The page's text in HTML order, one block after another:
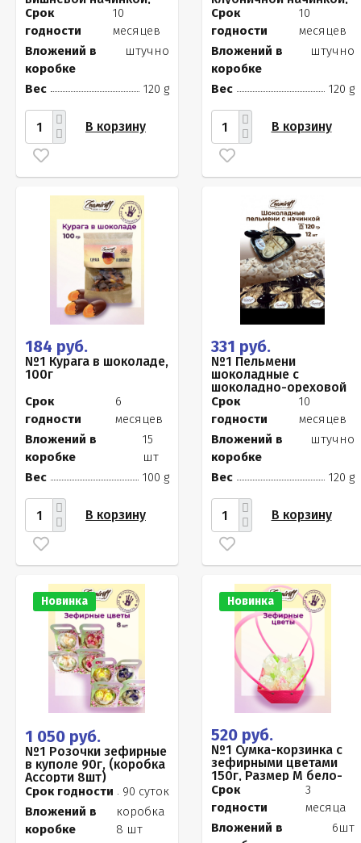
120г
Срок
годности
10
месяцев
Вложений в
коробке
штучно
Вес 120 g
В корзину
120г
Срок
годности
10
месяцев
Вложений в
коробке
штучно
Вес 120 g
В корзину
184 руб.
№1 Курага в шоколаде,
100г
Срок
годности
6
месяцев
Вложений в
коробке
15
шт
Вес
100 g
В корзину
331 руб.
№1 Пельмени
шоколадные с
шоколадно-ореховой
начинкой, 120г
Срок
годности
10
месяцев
Вложений в
коробке
штучно
Вес 120 g
В корзину
Новинка
1 050 руб.
№1 Розочки зефирные
в куполе 90г, (коробка
Ассорти 8шт)
Срок годности
90 суток
Вложений в
коробке
коробка
8 шт
Новинка
520 руб.
№1 Сумка-корзинка с
зефирными цветами
150г, Размер М бело-
розовые бутоны
Срок
годности
3
месяца
Вложений в
6шт